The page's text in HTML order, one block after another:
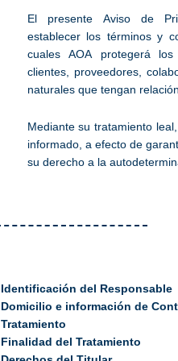
El presente Aviso de
establecer los términos y
cuales AOA protegerá
clientes, proveedores,
naturales que tengan
Mediante su tratamiento
informado, a efecto de
su derecho a la
Identificación del Responsable
Domicilio e información de
Tratamiento
Finalidad del Tratamiento